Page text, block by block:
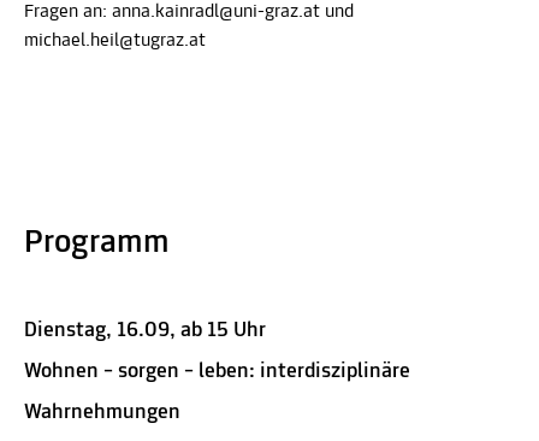
Fragen an: anna.kainradl@uni-graz.at und
michael.heil@tugraz.at
Programm
Dienstag, 16.09, ab 15 Uhr
Wohnen – sorgen – leben: interdisziplinäre
Wahrnehmungen